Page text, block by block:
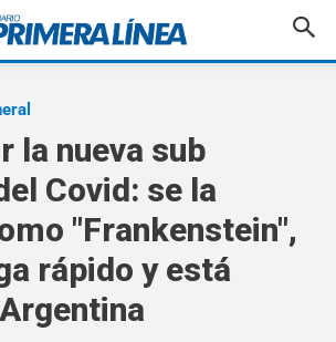
la nueva sub
Covid: se la
"Frankenstein",
rápido y está